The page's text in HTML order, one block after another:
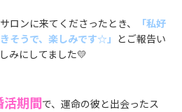
ロンに来てくださったとき、
「私好
そうで、楽しみです☆」 とご報告い
みにしてました💛
活期間で、運命の彼と出会ったス